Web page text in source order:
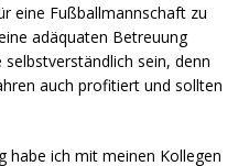
eine Fußballmannschaft zu
adäquaten Betreuung
sein, denn
auch profitiert und sollten
habe ich mit meinen Kollegen